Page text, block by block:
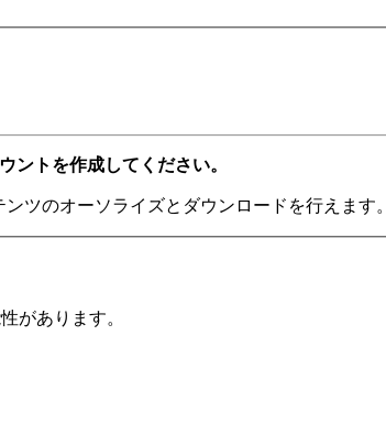
ントを作成してください。
ツのオーソライズとダウンロードを行えます。
があります。